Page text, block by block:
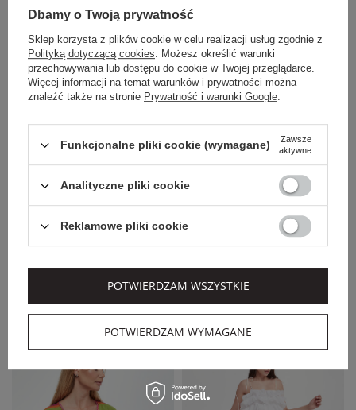
SUKIENKA
ELISABETTA FRANCHI
2 819,00 PLN
SUKIENKA MINI
ELISABETTA FRANCHI
1 999,00 PLN
Dbamy o Twoją prywatność
Sklep korzysta z plików cookie w celu realizacji usług zgodnie z
Polityką dotyczącą cookies. Możesz określić warunki
przechowywania lub dostępu do cookie w Twojej przeglądarce.
Więcej informacji na temat warunków i prywatności można
znaleźć także na stronie Prywatność i warunki Google.
Funkcjonalne pliki cookie (wymagane)
Zawsze
aktywne
Analityczne pliki cookie
Reklamowe pliki cookie
POTWIERDZAM WYMAGANE
POTWIERDZAM WSZYSTKIE